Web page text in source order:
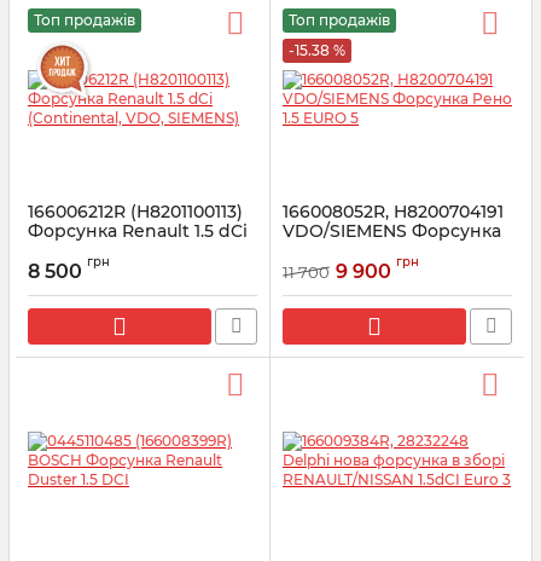
Топ продажів
166006212R (H8201100113)
Форсунка Renault 1.5 dCi
SIEMENS)
Артикул: 166006212R
8 500 грн
Топ продажів
-15.38 %
166008052R, H8200704191
VDO/SIEMENS Форсунка
Артикул: 166008052R
11 700 9 900 грн